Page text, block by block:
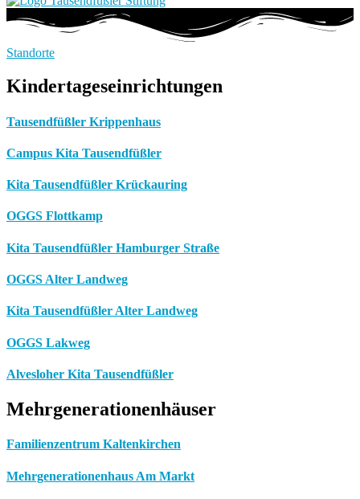
Standorte
Kindertageseinrichtungen
Tausendfüßler Krippenhaus
Campus Kita Tausendfüßler
Kita Tausendfüßler Krückauring
OGGS Flottkamp
Kita Tausendfüßler Hamburger Straße
OGGS Alter Landweg
Kita Tausendfüßler Alter Landweg
OGGS Lakweg
Alvesloher Kita Tausendfüßler
Mehrgenerationenhäuser
Familienzentrum Kaltenkirchen
Mehrgenerationenhaus Am Markt